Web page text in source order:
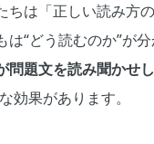
は「正しい読み方
“どう読むのか”が
問題文を読み聞かせ
効果があります。